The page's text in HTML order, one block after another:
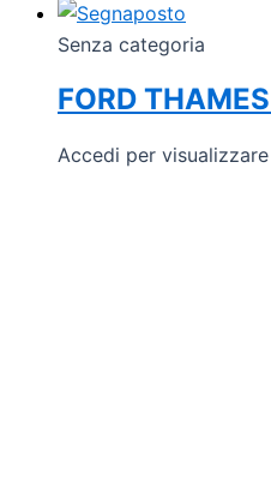
Senza categoria
FORD
Accedi per